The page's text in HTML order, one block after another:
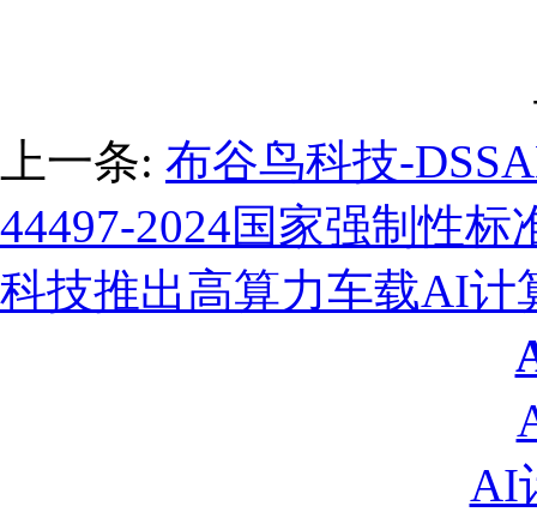
上一条: 布谷鸟科技-
44497-2024国家强制性标
科技推出高算力车载AI计
AI